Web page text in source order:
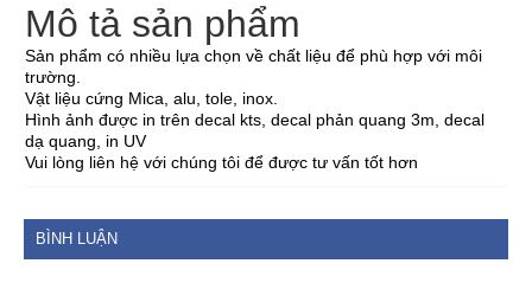
Mô tả sản phẩm
Sản phẩm có nhiều lựa chọn về chất liệu để phù hợp với môi
trường.
Vật liệu cứng Mica, alu, tole, inox.
Hình ảnh được in trên decal kts, decal phản quang 3m, decal
dạ quang, in UV
Vui lòng liên hệ với chúng tôi để được tư vấn tốt hơn
BÌNH LUẬN